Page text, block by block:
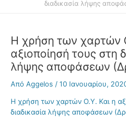
διαδικασία λήψης
Η χρήση των χαρτών
αξιοποίησή τους στη
λήψης αποφάσεων
ΑπόAggelos/10 Ιανουαρίου,
Η χρήση των χαρτών Ο.Υ. Και η
διαδικασία λήψης αποφάσεων